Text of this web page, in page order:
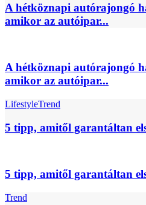
A hétköznapi autórajongó
amikor az autóipar...
A hétköznapi autórajongó
amikor az autóipar...
LifestyleTrend
5 tipp, amitől garantáltan
5 tipp, amitől garantáltan
Trend